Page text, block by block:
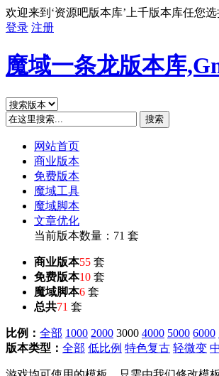
欢迎来到‘资源吧版本库’上千版本库任您选
登录 注册
魔域一条龙版本库
搜索
网站首页
商业版本
免费版本
魔域工具
魔域脚本
文章优化
当前版本数量：71 套
商业版本55 套
免费版本10 套
魔域脚本6 套
总共71 套
比例： 全部 1000 2000 3000 4000 5000 6000
版本类型： 全部 低比例 特色复古 轻微变